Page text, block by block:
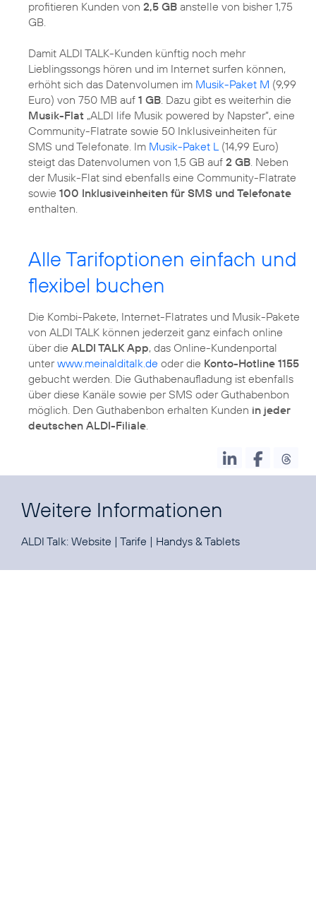
profitieren Kunden von 2,5 GB anstelle von bisher 1,75
GB.
Damit ALDI TALK-Kunden künftig noch mehr
Lieblingssongs hören und im Internet surfen können,
erhöht sich das Datenvolumen im Musik-Paket M (9,99
Euro) von 750 MB auf 1 GB. Dazu gibt es weiterhin die
Musik-Flat „ALDI life Musik powered by Napster“, eine
Community-Flatrate sowie 50 Inklusiveinheiten für
SMS und Telefonate. Im Musik-Paket L(14,99 Euro)
steigt das Datenvolumen von 1,5 GB auf 2 GB. Neben
der Musik-Flat sind ebenfalls eine Community-Flatrate
sowie 100 Inklusiveinheiten für SMS und Telefonate
enthalten.
Alle Tarifoptionen einfach und
flexibel buchen
Die Kombi-Pakete, Internet-Flatrates und Musik-Pakete
von ALDI TALK können jederzeit ganz einfach online
über die ALDI TALK App, das Online-Kundenportal
unterwww.meinalditalk.de oder die Konto-Hotline 1155
gebucht werden. Die Guthabenaufladung ist ebenfalls
über diese Kanäle sowie per SMS oder Guthabenbon
möglich. Den Guthabenbon erhalten Kunden in jeder
deutschen ALDI-Filiale.
Weitere Informationen
ALDI Talk: Website | Tarife | Handys & Tablets